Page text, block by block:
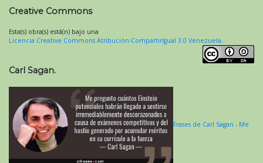
Creative Commons
Esta(s) obra(s) está(n) bajo una
Licencia Creative Commons Atribución-CompartirIgual 3.0 Venezuela
Carl Sagan.
Frases de Carl Sagan - Me